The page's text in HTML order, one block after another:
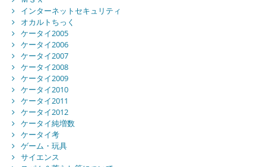
インターネットセキュリティ
オカルトちっく
ケータイ2005
ケータイ2006
ケータイ2007
ケータイ2008
ケータイ2009
ケータイ2010
ケータイ2011
ケータイ2012
ケータイ純増数
ケータイ考
ゲーム・玩具
サイエンス